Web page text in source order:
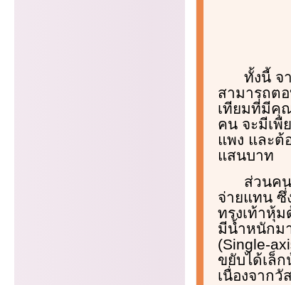
ทั้งนี้ จ
สามารถต
เทียมที่มีคุ
คน จะมีเพี
แพง และต้
แสนบาท
ส่วนค
จ่ายแทน ซึ่
ทรงเท้าหุ้
มีน้ำหนักม
(Single-
ขยับได้เล็
เนื่องจาก